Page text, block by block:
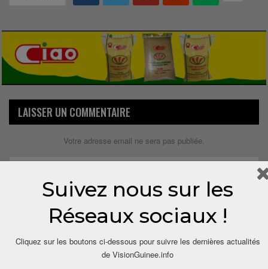
LAISSER UN COMMENTAIRE
Votre adresse email ne sera pas publiée.
Suivez nous sur les
Réseaux sociaux !
Cliquez sur les boutons ci-dessous pour suivre les dernières actualités
de VisionGuinee.info